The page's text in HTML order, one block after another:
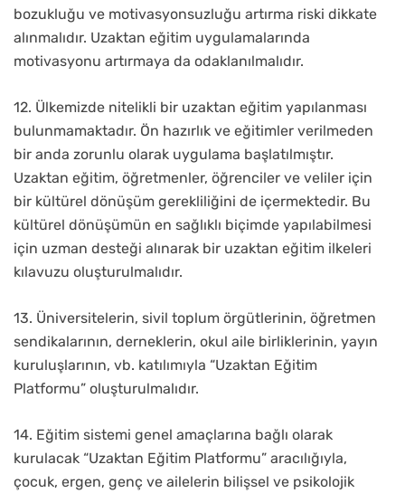
bozukluğu ve motivasyonsuzluğu artırma riski dikkate
alınmalıdır. Uzaktan eğitim uygulamalarında
motivasyonu artırmaya da odaklanılmalıdır.
12. Ülkemizde nitelikli bir uzaktan eğitim yapılanması
bulunmamaktadır. Ön hazırlık ve eğitimler verilmeden
bir anda zorunlu olarak uygulama başlatılmıştır.
Uzaktan eğitim, öğretmenler, öğrenciler ve veliler için
bir kültürel dönüşüm gerekliliğini de içermektedir. Bu
kültürel dönüşümün en sağlıklı biçimde yapılabilmesi
için uzman desteği alınarak bir uzaktan eğitim ilkeleri
kılavuzu oluşturulmalıdır.
13. Üniversitelerin, sivil toplum örgütlerinin, öğretmen
sendikalarının, derneklerin, okul aile birliklerinin, yayın
kuruluşlarının, vb. katılımıyla “Uzaktan Eğitim
Platformu” oluşturulmalıdır.
14. Eğitim sistemi genel amaçlarına bağlı olarak
kurulacak “Uzaktan Eğitim Platformu” aracılığıyla,
çocuk, ergen, genç ve ailelerin bilişsel ve psikolojik